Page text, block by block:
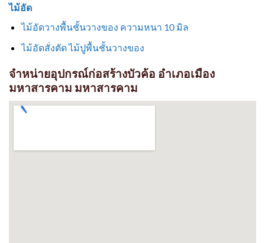
ไม้อัด
ไม้อัดวางพื้นชั้นวางของ ความหนา 10 มิล
ไม้อัดสั่งตัด ไม้ปูพื้นชั้นวางของ
จำหน่ายอุปกรณ์ก่อสร้างบัวค้อ อำเภอเมือง
มหาสารคาม มหาสารคาม